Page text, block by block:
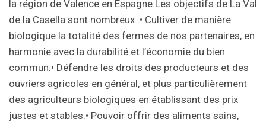
la région de Valence en Espagne.Les objectifs de La Val
de la Casella sont nombreux :• Cultiver de manière
biologique la totalité des fermes de nos partenaires, en
harmonie avec la durabilité et l’économie du bien
commun.• Défendre les droits des producteurs et des
ouvriers agricoles en général, et plus particulièrement
des agriculteurs biologiques en établissant des prix
justes et stables.• Pouvoir offrir des aliments sains,